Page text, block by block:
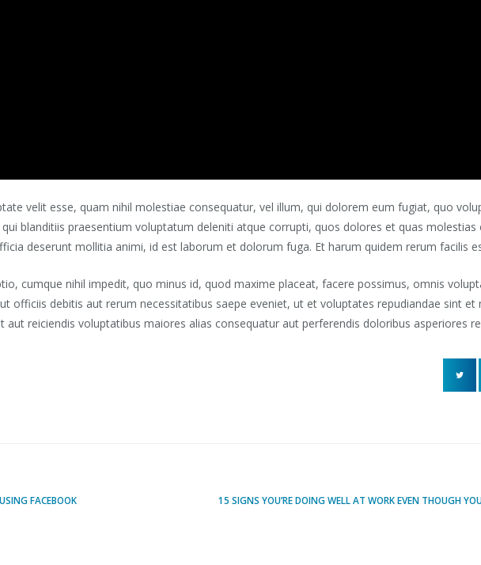
velit esse, quam nihil molestiae consequatur, vel illum, qui dolorem eum fugiat, quo
blanditiis praesentium voluptatum deleniti atque corrupti, quos dolores et quas molestias
deserunt mollitia animi, id est laborum et dolorum fuga. Et harum quidem rerum facilis
cumque nihil impedit, quo minus id, quod maxime placeat, facere possimus, omnis
officiis debitis aut rerum necessitatibus saepe eveniet, ut et voluptates repudiandae sint et
reiciendis voluptatibus maiores alias consequatur aut perferendis doloribus asperiores
FACEBOOK 15 SIGNS YOU’RE DOING WELL AT WORK EVEN THOUGH